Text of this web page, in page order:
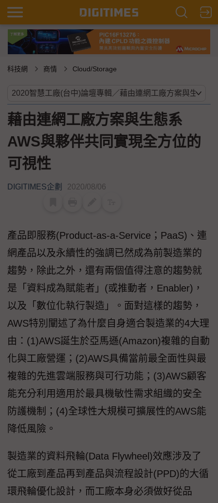
科技網 商情 Cloud/Storage
藉由連網工廠方案與生態系
AWS與夥伴共同實現全方位的
可視性
DIGITIMES企劃 2020/08/06
產品即服務(Product-as-a-Service；PaaS)、連
網產品以及永續性的強調已然成為前製造業的
趨勢，除此之外，還有兩個值得注意的趨勢就
是「資料成為賦能者」(或推動者，Enabler)，
以及「數位化執行製造」。面對這樣的趨勢，
AWS特別闡述了為什麼自身適合製造業的4大理
由：(1)AWS誕生於亞馬遜(Amazon)複雜的自動
化與工廠營運；(2)AWS具備當前最全面性與最
複雜的先進雲端服務與可行功能；(3)AWS顧客
能充分利用適用於最具機敏性需求組織的安全
防護機制；(4)全球性大規模可擴展性的AWS能
降低風險。
製造業的資料飛輪(Data Flywheel)效應涉及了
從工廠到產品再到產品與流程設計(PPD)的大循
環飛輪優化設計，而工廠本身必須做好從品